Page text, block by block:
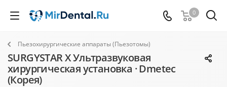
0
Пьезохирургические аппараты (Пьезотомы)
SURGYSTAR X Ультразвуковая
хирургическая установка · Dmetec
(Корея)